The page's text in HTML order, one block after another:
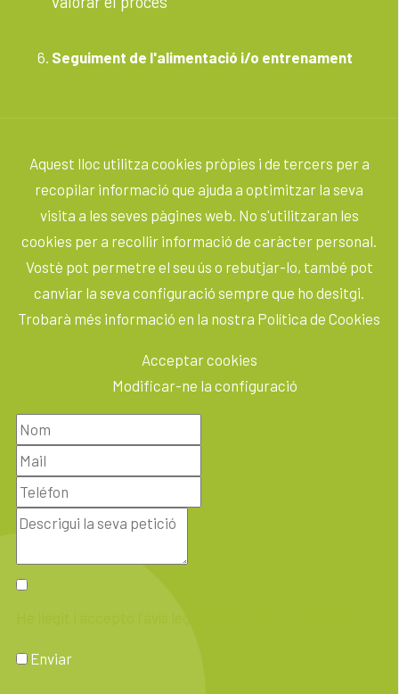
Seguiment de l'alimentació i/o entrenament
Aquest lloc utilitza cookies pròpies i de tercers per a
recopilar informació que ajuda a optimitzar la seva
visita a les seves pàgines web. No s'utilitzaran les
cookies per a recollir informació de caràcter personal.
Vostè pot permetre el seu ús o rebutjar-lo, també pot
canviar la seva configuració sempre que ho desitgi.
Trobarà més informació en la nostra Política de Cookies
Acceptar cookies
Modificar-ne la configuració
Enviar